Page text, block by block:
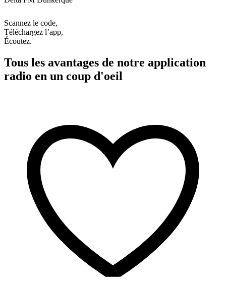
Scannez le code,
Téléchargez l’app,
Écoutez.
Tous les avantages de notre application
radio en un coup d'oeil